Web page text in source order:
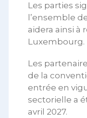
Les parties
l’ensemble
aidera ainsi à
Luxembourg.
Les
de la
entrée en
sectorielle a
avril 2027.